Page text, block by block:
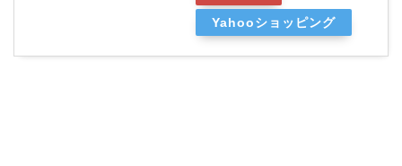
Yahooショッピング